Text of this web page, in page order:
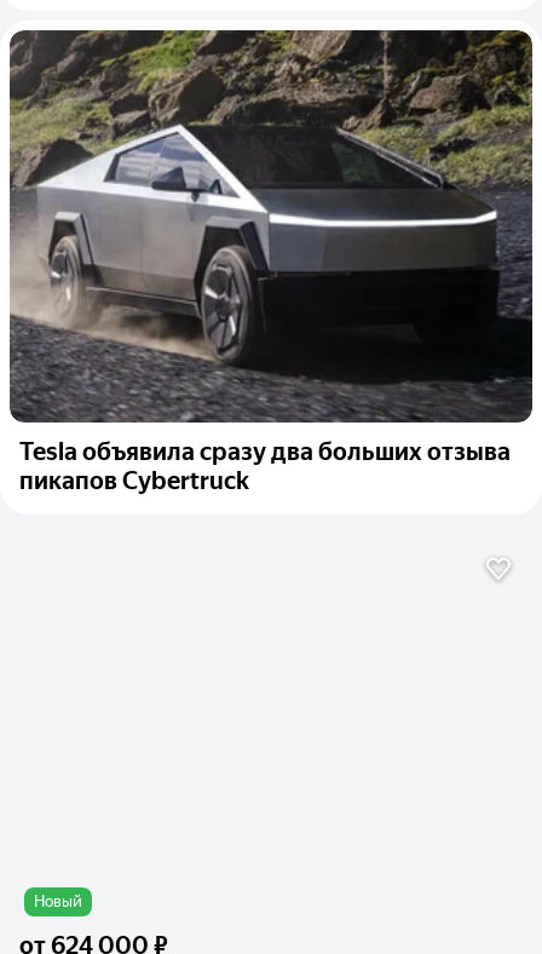
Tesla объявила сразу два больших отзыва
пикапов Cybertruck
Новый
от624 000 ₽